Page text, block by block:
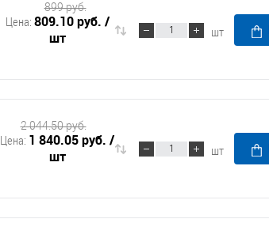
Цена: 809.10 руб. /
шт
899 руб.
шт
Цена: 1 840.05 руб. /
шт
2 044.50 руб.
шт